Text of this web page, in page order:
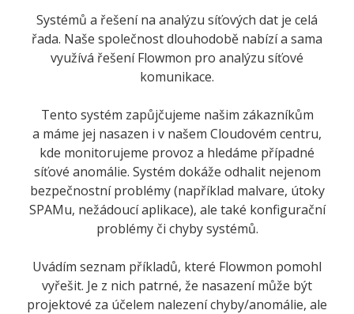
Systémů a řešení na analýzu síťových dat je celá
řada. Naše společnost dlouhodobě nabízí a sama
využívá řešení Flowmon pro analýzu síťové
komunikace.
Tento systém zapůjčujeme našim zákazníkům
a máme jej nasazen i v našem Cloudovém centru,
kde monitorujeme provoz a hledáme případné
síťové anomálie. Systém dokáže odhalit nejenom
bezpečnostní problémy (například malvare, útoky
SPAMu, nežádoucí aplikace), ale také konfigurační
problémy či chyby systémů.
Uvádím seznam příkladů, které Flowmon pomohl
vyřešit. Je z nich patrné, že nasazení může být
projektové za účelem nalezení chyby/anomálie, ale